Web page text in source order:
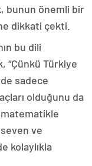
bunun önemli bir
dikkati çekti.
bu dili
Türkiye
sadece
olduğunu da
ve
kolaylıkla